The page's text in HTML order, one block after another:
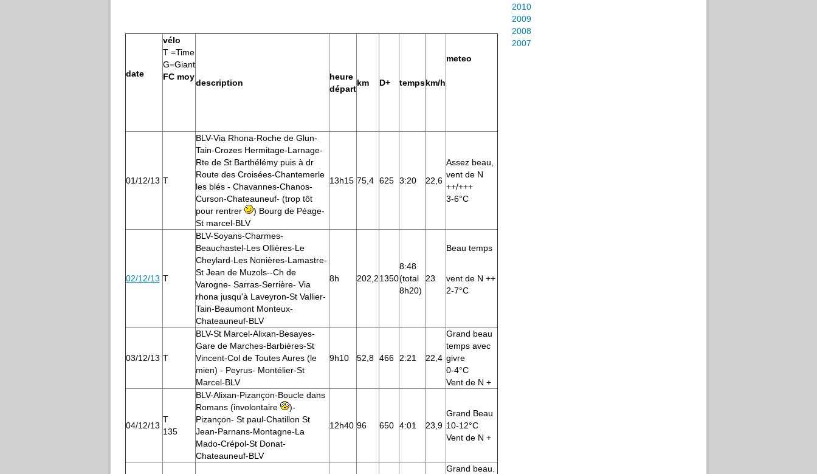
date
vélo
T =Time
G=Giant
FC moy
description
heure
départ
km D+ tempskm/h
meteo
01/12/13 T
BLV-Via Rhona-Roche de Glun-
Tain-Crozes Hermitage-Larnage-
Rte de St Barthélémy puis à dr
Route des Croisées-Chantemerle
les blés - Chavannes-Chanos-
Curson-Chateauneuf- (trop tôt
pour rentrer
) Bourg de Péage-
St marcel-BLV
13h15 75,4 625 3:20 22,6
Assez beau,
vent de N
++/+++
3-6°C
02/12/13 T
BLV-Soyans-Charmes-
Beauchastel-Les Ollières-Le
Cheylard-Les Nonières-Lamastre-
St Jean de Muzols--Ch de
Varogne- Sarras-Serrière- Via
rhona jusqu'à Laveyron-St Vallier-
Tain-Beaumont Monteux-
Chateauneuf-BLV
8h 202,21350
8:48
(total
8h20)
23
Beau temps
vent de N ++
2-7°C
03/12/13 T
BLV-St Marcel-Alixan-Besayes-
Gare de Marches-Barbières-St
Vincent-Col de Toutes Aures (le
mien) - Peyrus- Montélier-St
Marcel-BLV
9h10 52,8 466 2:21 22,4
Grand beau
temps avec
givre
0-4°C
Vent de N +
04/12/13
T
135
BLV-Alixan-Pizançon-Boucle dans
Romans (involontaire
)-
Pizançon- St paul-Chatillon St
Jean-Parnans-Montagne-La
Mado-Crépol-St Donat-
Chateauneuf-BLV
12h40 96 650 4:01 23,9
Grand Beau
10-12°C
Vent de N +
Grand beau.
2010
2009
2008
2007